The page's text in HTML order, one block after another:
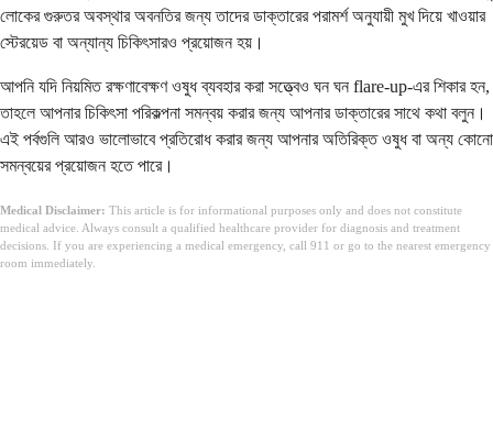
লোকের গুরুতর অবস্থার অবনতির জন্য তাদের ডাক্তারের পরামর্শ অনুযায়ী মুখ দিয়ে খাওয়ার
স্টেরয়েড বা অন্যান্য চিকিৎসারও প্রয়োজন হয়।
আপনি যদি নিয়মিত রক্ষণাবেক্ষণ ওষুধ ব্যবহার করা সত্ত্বেও ঘন ঘন flare-up-এর শিকার হন,
তাহলে আপনার চিকিৎসা পরিকল্পনা সমন্বয় করার জন্য আপনার ডাক্তারের সাথে কথা বলুন।
এই পর্বগুলি আরও ভালোভাবে প্রতিরোধ করার জন্য আপনার অতিরিক্ত ওষুধ বা অন্য কোনো
সমন্বয়ের প্রয়োজন হতে পারে।
Medical Disclaimer: This article is for informational purposes only and does not constitute
medical advice. Always consult a qualified healthcare provider for diagnosis and treatment
decisions. If you are experiencing a medical emergency, call 911 or go to the nearest emergency
room immediately.